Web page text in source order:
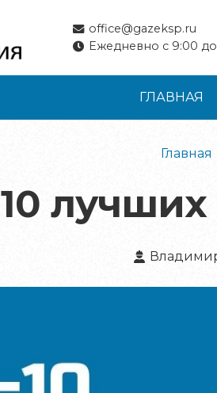
office@gazeksp.ru
Ежедневно с 9:00 до
ГЛАВНАЯ
Главная
10 лучших